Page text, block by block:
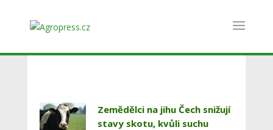
Zemědělci na jihu Čech snižují
stavy skotu, kvůli suchu